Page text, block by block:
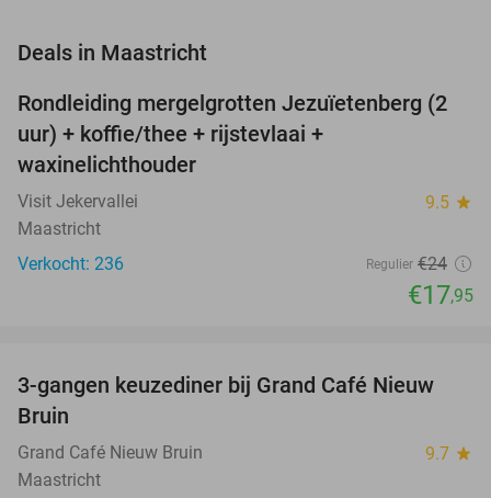
Deals in Maastricht
25%
TODAY
Rondleiding mergelgrotten Jezuïetenberg (2
uur) + koffie/thee + rijstevlaai +
waxinelichthouder
Visit Jekervallei 9.5 star
Maastricht
Verkocht: 236
Regulier €24
€17,95
41%
3-gangen keuzediner bij Grand Café Nieuw
Bruin
Grand Café Nieuw Bruin 9.7 star
Maastricht